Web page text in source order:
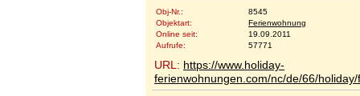
Obj-Nr.:
8545
Objektart:
Ferienwohnung
Online seit:
19.09.2011
Aufrufe:
57771
URL: https://www.holiday-
ferienwohnungen.com/nc/de/66/